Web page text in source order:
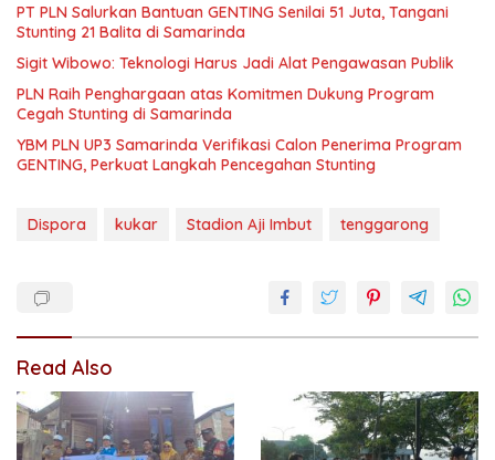
PT PLN Salurkan Bantuan GENTING Senilai 51 Juta, Tangani
Stunting 21 Balita di Samarinda
Sigit Wibowo: Teknologi Harus Jadi Alat Pengawasan Publik
PLN Raih Penghargaan atas Komitmen Dukung Program
Cegah Stunting di Samarinda
YBM PLN UP3 Samarinda Verifikasi Calon Penerima Program
GENTING, Perkuat Langkah Pencegahan Stunting
Dispora kukar Stadion Aji Imbut tenggarong
Read Also